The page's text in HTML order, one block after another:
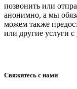
позвонить или
анонимно, а мы
можем также
или другие услуги
Свяжитесь с нами